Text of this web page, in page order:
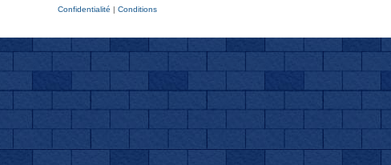
Confidentialité | Conditions